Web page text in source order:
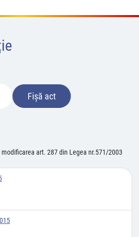
Fișă act
art. 287 din Legea nr.571/2003